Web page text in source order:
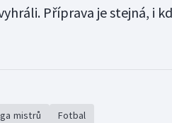
Příprava je stejná, i
mistrů Fotbal